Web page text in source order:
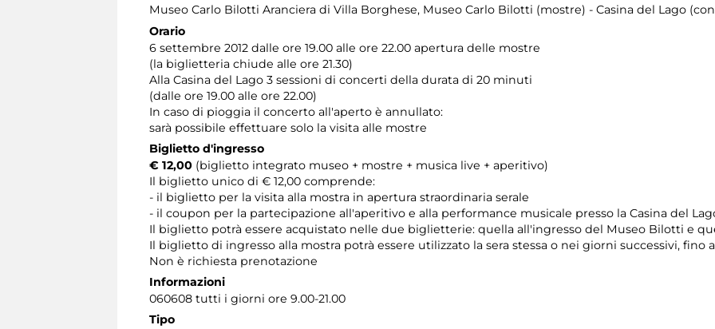
Museo Carlo Bilotti Aranciera di Villa Borghese, Museo Carlo Bilotti (mostre) - Casina del Lago
Orario
6 settembre 2012 dalle ore 19.00 alle ore 22.00 apertura delle mostre
(la biglietteria chiude alle ore 21.30)
Alla Casina del Lago 3 sessioni di concerti della durata di 20 minuti
(dalle ore 19.00 alle ore 22.00)
In caso di pioggia il concerto all'aperto è annullato:
sarà possibile effettuare solo la visita alle mostre
Biglietto d'ingresso
€ 12,00 (biglietto integrato museo + mostre + musica live + aperitivo)
Il biglietto unico di € 12,00 comprende:
- il biglietto per la visita alla mostra in apertura straordinaria serale
- il coupon per la partecipazione all'aperitivo e alla performance musicale presso la Casina del
Il biglietto potrà essere acquistato nelle due biglietterie: quella all'ingresso del Museo Bilotti e
Il biglietto di ingresso alla mostra potrà essere utilizzato la sera stessa o nei giorni successivi, fino
Non è richiesta prenotazione
Informazioni
060608 tutti i giorni ore 9.00-21.00
Tipo